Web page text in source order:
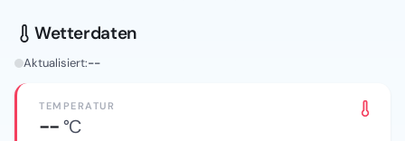
Wetterdaten
Aktualisiert:--
TEMPERATUR
--°C